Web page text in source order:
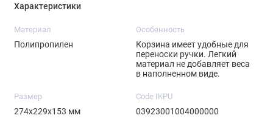
Характеристики
Материал
Полипропилен
Особенность
Корзина имеет удобные для
переноски ручки. Легкий
материал не добавляет веса
в наполненном виде.
Размер
274х229х153 мм
Code IKPU
03923001004000000